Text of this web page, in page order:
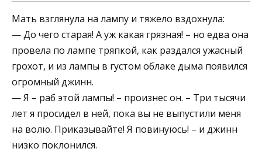
Мать взглянула на лампу и тяжело вздохнула:
— До чего старая! А уж какая грязная! – но едва она
провела по лампе тряпкой, как раздался ужасный
грохот, и из лампы в густом облаке дыма появился
огромный джинн.
— Я – раб этой лампы! – произнес он. – Три тысячи
лет я просидел в ней, пока вы не выпустили меня
на волю. Приказывайте! Я повинуюсь! – и джинн
низко поклонился.